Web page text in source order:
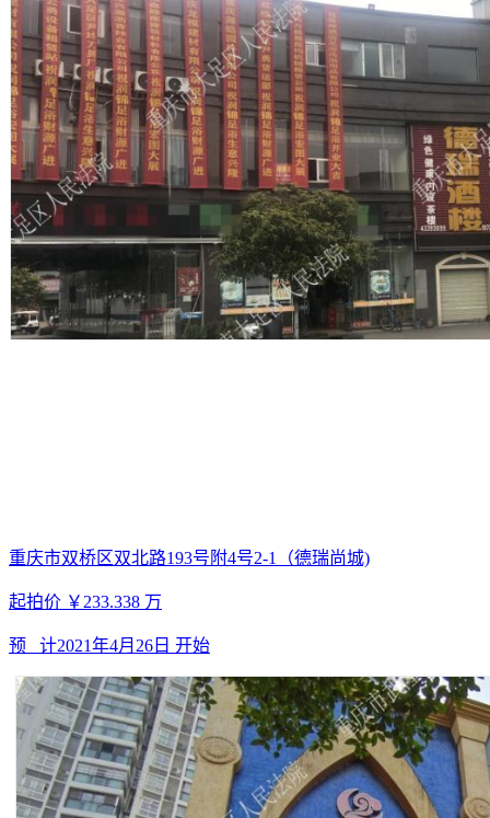
重庆市双桥区双北路193号附4号2-1（德瑞尚城)
起拍价 ￥233.338 万
预 计2021年4月26日 开始